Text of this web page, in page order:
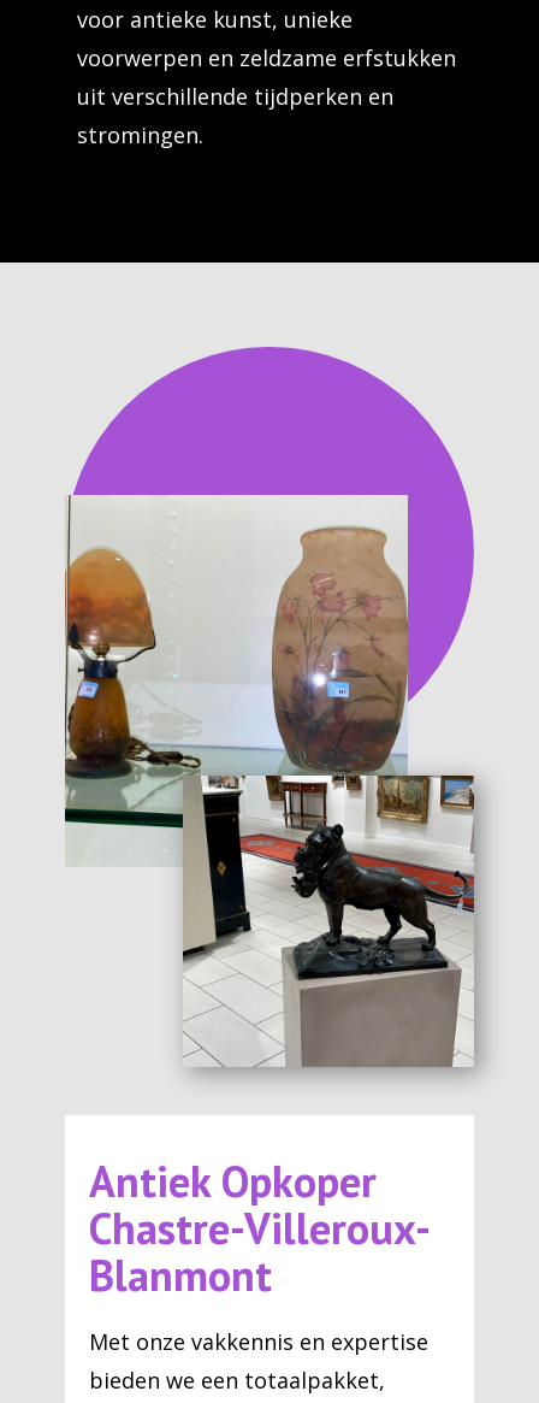
voor antieke kunst, unieke
voorwerpen en zeldzame erfstukken
uit verschillende tijdperken en
stromingen.
Antiek Opkoper
Chastre-Villeroux-
Blanmont
Met onze vakkennis en expertise
bieden we een totaalpakket,